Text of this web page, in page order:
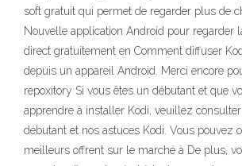
soft gratuit qui permet de regarder plus de
Nouvelle application Android pour regarder
direct gratuitement en Comment diffuser
depuis un appareil Android. Merci encore
repoxitory Si vous êtes un débutant et que
apprendre à installer Kodi, veuillez
débutant et nos astuces Kodi. Vous pouvez
meilleurs offrent sur le marché à De plus,